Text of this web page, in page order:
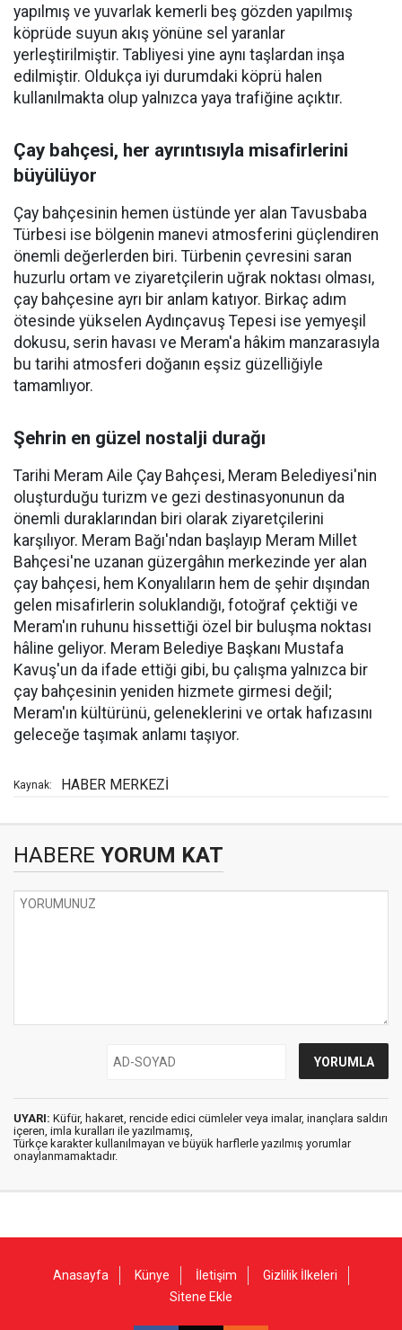
yapılmış ve yuvarlak kemerli beş gözden yapılmış
köprüde suyun akış yönüne sel yaranlar
yerleştirilmiştir. Tabliyesi yine aynı taşlardan inşa
edilmiştir. Oldukça iyi durumdaki köprü halen
kullanılmakta olup yalnızca yaya trafiğine açıktır.
Çay bahçesi, her ayrıntısıyla misafirlerini
büyülüyor
Çay bahçesinin hemen üstünde yer alan Tavusbaba
Türbesi ise bölgenin manevi atmosferini güçlendiren
önemli değerlerden biri. Türbenin çevresini saran
huzurlu ortam ve ziyaretçilerin uğrak noktası olması,
çay bahçesine ayrı bir anlam katıyor. Birkaç adım
ötesinde yükselen Aydınçavuş Tepesi ise yemyeşil
dokusu, serin havası ve Meram'a hâkim manzarasıyla
bu tarihi atmosferi doğanın eşsiz güzelliğiyle
tamamlıyor.
Şehrin en güzel nostalji durağı
Tarihi Meram Aile Çay Bahçesi, Meram Belediyesi'nin
oluşturduğu turizm ve gezi destinasyonunun da
önemli duraklarından biri olarak ziyaretçilerini
karşılıyor. Meram Bağı'ndan başlayıp Meram Millet
Bahçesi'ne uzanan güzergâhın merkezinde yer alan
çay bahçesi, hem Konyalıların hem de şehir dışından
gelen misafirlerin soluklandığı, fotoğraf çektiği ve
Meram'ın ruhunu hissettiği özel bir buluşma noktası
hâline geliyor. Meram Belediye Başkanı Mustafa
Kavuş'un da ifade ettiği gibi, bu çalışma yalnızca bir
çay bahçesinin yeniden hizmete girmesi değil;
Meram'ın kültürünü, geleneklerini ve ortak hafızasını
geleceğe taşımak anlamı taşıyor.
Kaynak: HABER MERKEZİ
HABERE YORUM KAT
UYARI: Küfür, hakaret, rencide edici cümleler veya imalar, inançlara saldırı
içeren, imla kuralları ile yazılmamış,
Türkçe karakter kullanılmayan ve büyük harflerle yazılmış yorumlar
onaylanmamaktadır.
Anasayfa Künye İletişim
Gizlilik İlkeleri
Sitene Ekle